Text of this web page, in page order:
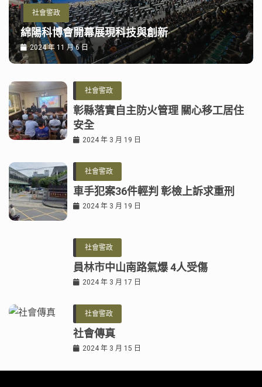
社會警政
綿陽科博會開幕展現科技與創新
2024 年 11 月 6 日
社會警政
彰縣落實自主防火管理 關心移工居住
安全
2024 年 3 月 19 日
社會警政
車手犯案36件輕判 彰檢上訴求重刑
2024 年 3 月 19 日
社會警政
員林市中山南路氣爆 4人受傷
2024 年 3 月 17 日
社會警政
社會傳真
2024 年 3 月 15 日